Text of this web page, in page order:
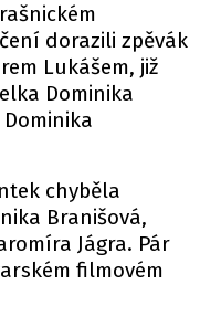
dorazili zpěvák
Lukášem, již
Dominika
chyběla
Branišová,
Jágra. Pár
filmovém